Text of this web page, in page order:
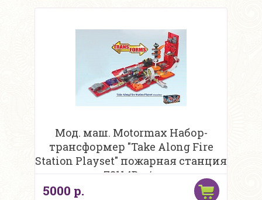
Мод. маш. Motormax Набор-
трансформер "Take Along Fire
Station Playset" пожарная станция
78114B в/к
5000 р.